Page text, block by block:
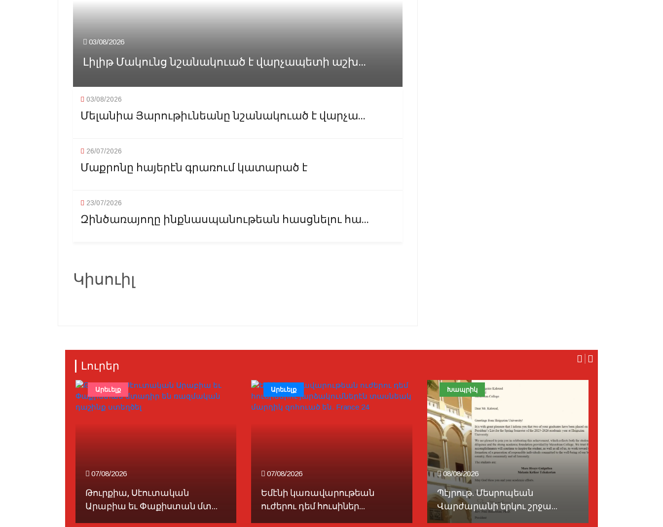
03/08/2026
Լիլիթ Մակունց նշանակուած է վարչապետի աշխ...
03/08/2026
Մելանիա Յարութիւնեանը նշանակուած է վարչա...
26/07/2026
Մաքրոնը հայերէն գրառում կատարած է
23/07/2026
Զինծառայողը ինքնասպանութեան հասցնելու հա...
Կիսուիլ
Լուրեր
07/08/2026
Թուրքիա, Սէուտական
Արաբիա եւ Փաքիստան մտ...
Արեւելք
07/08/2026
Եմէնի կառավարութեան
ուժերու դեմ հուսիներ...
Արեւելք
08/08/2026
Պէյրութ. Մեսրոպեան
Վարժարանի երկու շրջա...
Խապրիկ